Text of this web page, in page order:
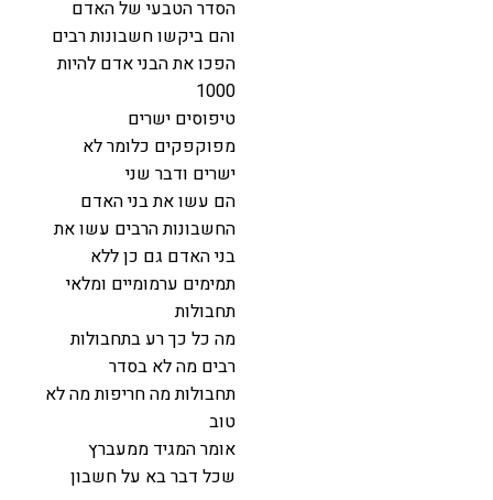
הסדר הטבעי של האדם
והם ביקשו חשבונות רבים
הפכו את הבני אדם להיות
1000
טיפוסים ישרים
מפוקפקים כלומר לא
ישרים ודבר שני
הם עשו את בני האדם
החשבונות הרבים עשו את
בני האדם גם כן ללא
תמימים ערמומיים ומלאי
תחבולות
מה כל כך רע בתחבולות
רבים מה לא בסדר
תחבולות מה חריפות מה לא
טוב
אומר המגיד ממעברץ
שכל דבר בא על חשבון